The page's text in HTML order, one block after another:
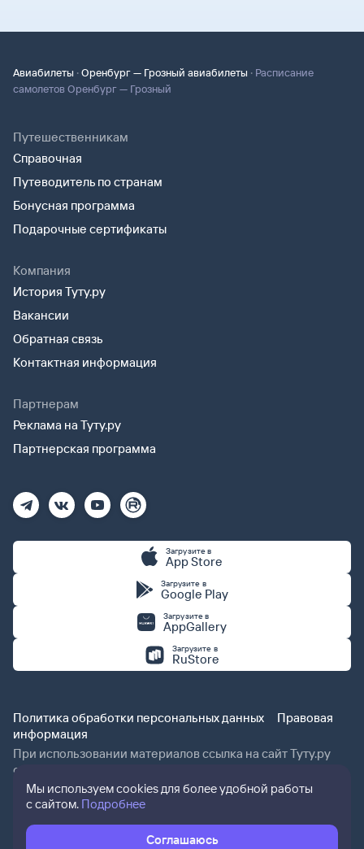
Авиабилеты ·Оренбург — Грозный авиабилеты · Расписание
самолетов Оренбург — Грозный
Путешественникам
Справочная
Путеводитель по странам
Бонусная программа
Подарочные сертификаты
Компания
История Туту.ру
Вакансии
Обратная связь
Контактная информация
Партнерам
Реклама на Туту.ру
Партнерская программа
Загрузите в
App Store
Загрузите в
Google Play
Загрузите в
AppGallery
Загрузите в
RuStore
Политика обработки персональных данных
Правовая
информация
При использовании материалов ссылка на сайт Туту.ру
обязательна.
Мы используем cookies для более удобной работы
с сайтом. Подробнее
Соглашаюсь